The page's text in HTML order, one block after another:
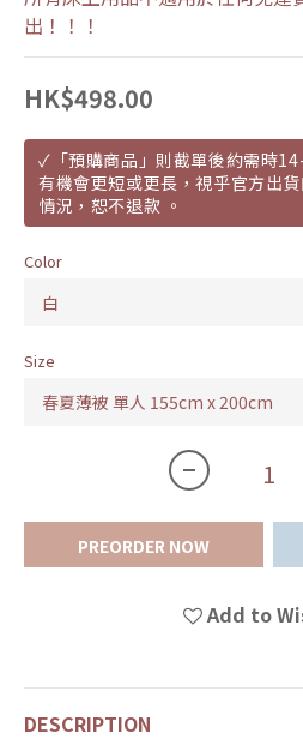
出！！！
HK$498.00
✓「預購商品」則截單後約需時
有機會更短或更長，視乎官方出
情況，恕不退款 。
Color
Size
PREORDER NOW
Add to
DESCRIPTION